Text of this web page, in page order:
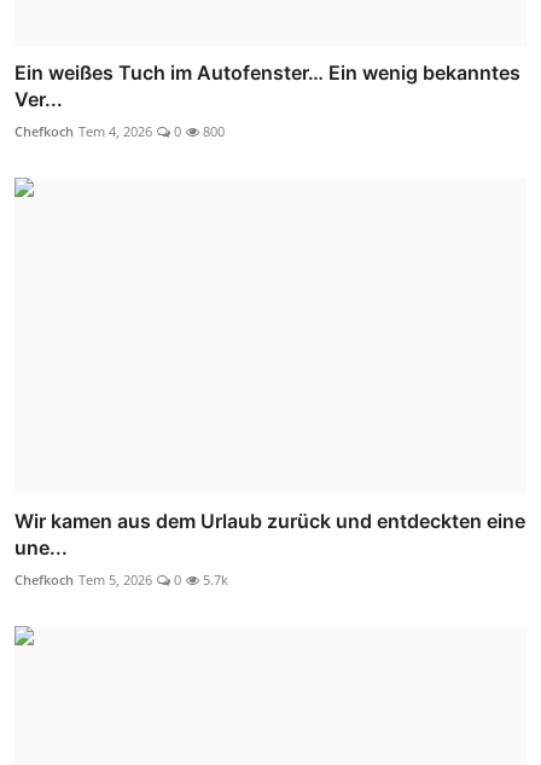
Ein weißes Tuch im Autofenster… Ein wenig bekanntes
Ver...
Chefkoch Tem 4, 2026 0 800
Wir kamen aus dem Urlaub zurück und entdeckten eine
une...
Chefkoch Tem 5, 2026 0 5.7k